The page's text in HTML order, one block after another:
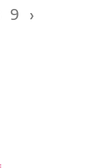
9 ›